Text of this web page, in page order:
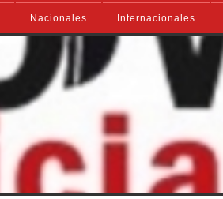
Nacionales Internacionales